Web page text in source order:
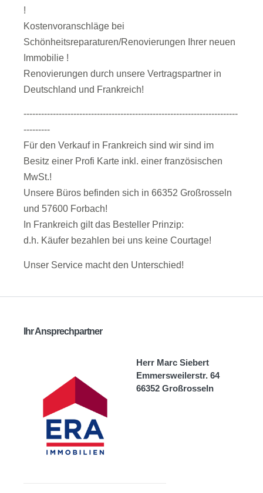
!
Kostenvoranschläge bei
Schönheitsreparaturen/Renovierungen Ihrer neuen
Immobilie !
Renovierungen durch unsere Vertragspartner in
Deutschland und Frankreich!
-------------------------------------------------------------------------
---------
Für den Verkauf in Frankreich sind wir sind im
Besitz einer Profi Karte inkl. einer französischen
MwSt.!
Unsere Büros befinden sich in 66352 Großrosseln
und 57600 Forbach!
In Frankreich gilt das Besteller Prinzip:
d.h. Käufer bezahlen bei uns keine Courtage!
Unser Service macht den Unterschied!
Ihr Ansprechpartner
Herr Marc Siebert
Emmersweilerstr. 64
66352 Großrosseln